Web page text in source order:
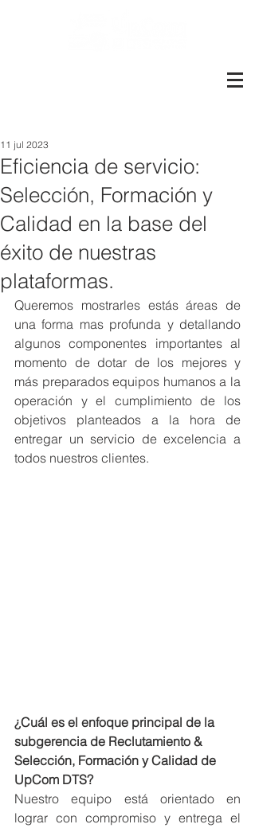
Eficiencia de servicio:
Selección, Formación y
Calidad en la base del
éxito de nuestras
plataformas.
11 jul 2023
Queremos mostrarles estás áreas de
una forma mas profunda y detallando
algunos componentes importantes al
momento de dotar de los mejores y
más preparados equipos humanos a la
operación y el cumplimiento de los
objetivos planteados a la hora de
entregar un servicio de excelencia a
todos nuestros clientes.
¿Cuál es el enfoque principal de la
subgerencia de Reclutamiento &
Selección, Formación y Calidad de
UpCom DTS?
Nuestro equipo está orientado en
lograr con compromiso y entrega el